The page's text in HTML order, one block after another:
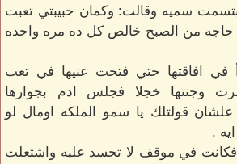
سميه وقالت: وكمان حبيبتي تعبت
حاجه من الصبح خالص كل ده مره واحده
في افاقتها حتي فتحت عنيها في تعب
وجنتها خجلا فجلس ادم بجوارها
قولتلك يا سمو الملكه اومال لو
.
فكانت في موقف لا تحسد عليه واشتعلت